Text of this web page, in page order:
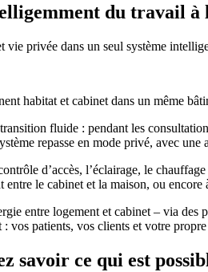
du travail à
vie privée dans un seul système
habitat et cabinet dans un même
fluide : pendant les
repasse en mode privé, avec
d’accès, l’éclairage, le
entre le cabinet et la maison, ou
entre logement et cabinet – via
: vos patients, vos clients et votre
savoir ce qui est